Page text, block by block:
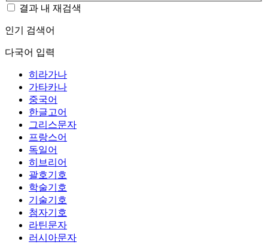
결과 내 재검색
인기 검색어
다국어 입력
히라가나
가타카나
중국어
한글고어
그리스문자
프랑스어
독일어
히브리어
괄호기호
학술기호
기술기호
첨자기호
라틴문자
러시아문자